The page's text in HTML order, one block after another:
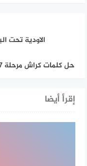
الاودية تحت
حل كلمات كراش مرحلة 187 188 189 190 191 192 التحديث الجديد
إقرأ أيضا